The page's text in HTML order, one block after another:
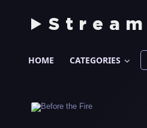
Stream
HOME CATEGORIES